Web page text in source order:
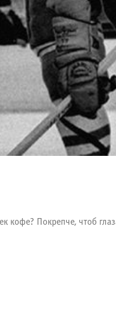
кофе? Покрепче, чтоб